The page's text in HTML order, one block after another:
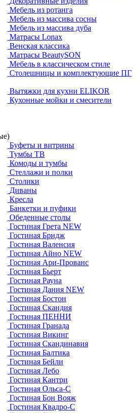
Мебель из ротанга
Мебель из массива сосны
Мебель из массива дуба
Матрасы Lonax
Венская классика
Матрасы BeautySON
Мебель в классическом стиле
Столешницы и комплектующие ПГ
Вытяжки для кухни ELIKOR
Кухонные мойки и смесители
Буфеты и витрины
Тумбы ТВ
Комоды и тумбы
Стеллажи и полки
Столики
Диваны
Кресла
Банкетки и пуфики
Обеденные столы
Гостиная Грета NEW
Гостиная Бридж
Гостиная Валенсия
Гостиная Айно NEW
Гостиная Ари-Прованс
Гостиная Бьерт
Гостиная Рауна
Гостиная Дания NEW
Гостиная Бостон
Гостиная Скандия
Гостиная ПЕННИ
Гостиная Гранада
Гостиная Викинг
Гостиная Скандинавия
Гостиная Балтика
Гостиная Бейли
Гостиная Лебо
Гостиная Кантри
Гостиная Ольса-С
Гостиная Бон Вояж
Гостиная Квадро-С